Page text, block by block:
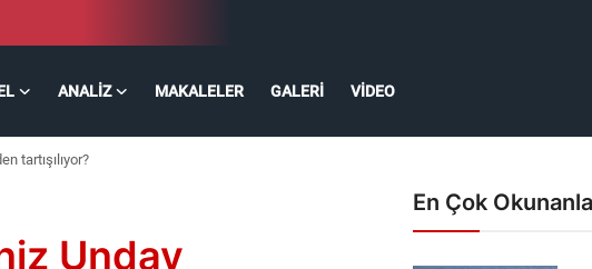
ANALIZ MAKALELER GALERI VIDEO
tartışılıyor?
Undav
En Çok